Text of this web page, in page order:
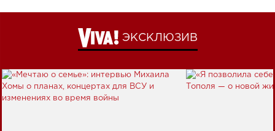
ЭКСКЛЮЗИВ